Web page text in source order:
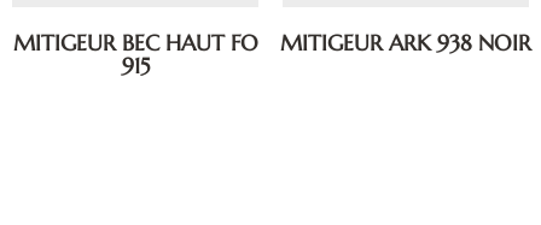
MITIGEUR BEC HAUT FO
915
MITIGEUR ARK 938 NOIR